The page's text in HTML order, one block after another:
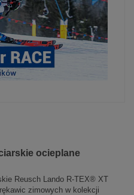
ocieplane
Reusch Lando R-TEX® XT
zimowych w kolekcji